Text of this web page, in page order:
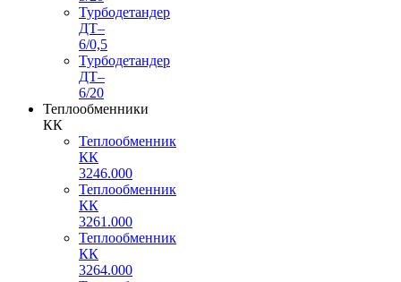
Турбодетандер
ДТ–
6/0,5
Турбодетандер
ДТ–
6/20
Теплообменники
КК
Теплообменник
КК
3246.000
Теплообменник
КК
3261.000
Теплообменник
КК
3264.000